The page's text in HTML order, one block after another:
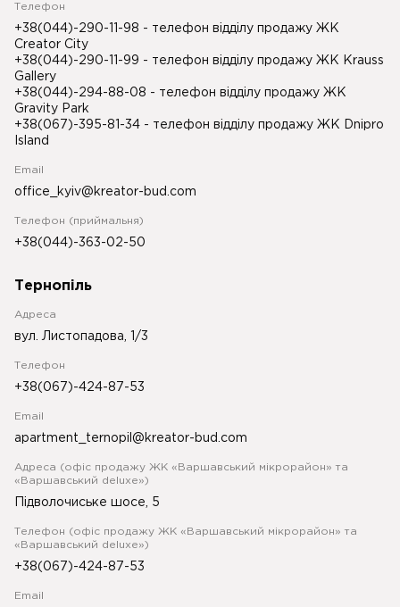
Телефон
+38(044)-290-11-98 - телефон відділу продажу ЖК
Creator City
+38(044)-290-11-99 - телефон відділу продажу ЖК Krauss
Gallery
+38(044)-294-88-08 - телефон відділу продажу ЖК
Gravity Park
+38(067)-395-81-34 - телефон відділу продажу ЖК Dnipro
Island
Email
office_kyiv@kreator-bud.com
Телефон (приймальня)
+38(044)-363-02-50
Тернопіль
Адреса
вул. Листопадова, 1/3
Телефон
+38(067)-424-87-53
Email
apartment_ternopil@kreator-bud.com
Адреса (офіс продажу ЖК «Варшавський мікрорайон» та
«Варшавський deluxe»)
Підволочиське шосе, 5
Телефон (офіс продажу ЖК «Варшавський мікрорайон» та
«Варшавський deluxe»)
+38(067)-424-87-53
Email